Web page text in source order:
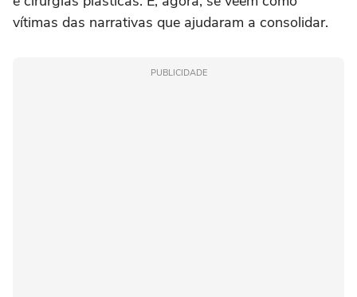
vítimas das narrativas que ajudaram a consolidar.
PUBLICIDADE